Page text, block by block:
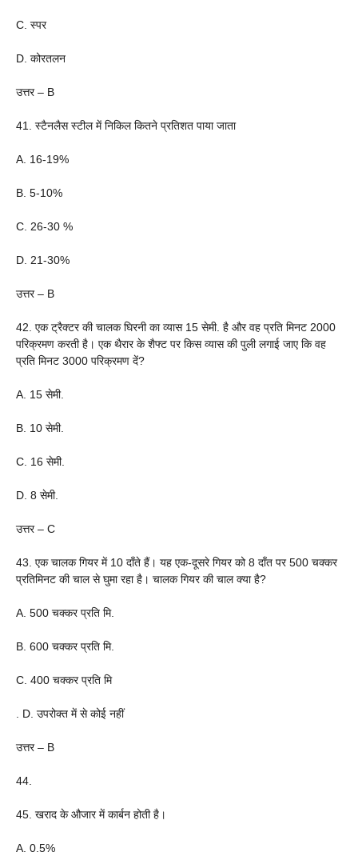
C. स्पर
D. कोरतलन
उत्तर – B
41. स्टैनलैस स्टील में निकिल कितने प्रतिशत पाया जाता
A. 16-19%
B. 5-10%
C. 26-30 %
D. 21-30%
उत्तर – B
42. एक ट्रैक्टर की चालक घिरनी का व्यास 15 सेमी. है और वह प्रति मिनट 2000
परिक्रमण करती है। एक थैरार के शैफ्ट पर किस व्यास की पुली लगाई जाए कि वह
प्रति मिनट 3000 परिक्रमण दें?
A. 15 सेमी.
B. 10 सेमी.
C. 16 सेमी.
D. 8 सेमी.
उत्तर – C
43. एक चालक गियर में 10 दाँते हैं। यह एक-दूसरे गियर को 8 दाँत पर 500 चक्कर
प्रतिमिनट की चाल से घुमा रहा है। चालक गियर की चाल क्या है?
A. 500 चक्कर प्रति मि.
B. 600 चक्कर प्रति मि.
C. 400 चक्कर प्रति मि
. D. उपरोक्त में से कोई नहीं
उत्तर – B
44.
45. खराद के औजार में कार्बन होती है।
A. 0.5%